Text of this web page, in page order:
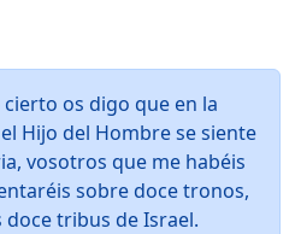
cierto os digo que en la
Hijo del Hombre se siente
vosotros que me habéis
sobre doce tronos,
doce tribus de Israel.